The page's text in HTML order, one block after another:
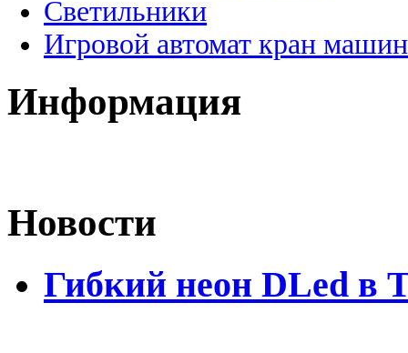
Светильники
Игровой автомат кран
Информация
Новости
Гибкий неон DLed в